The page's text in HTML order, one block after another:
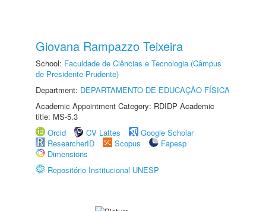
Giovana Rampazzo Teixeira
School: Faculdade de Ciências e Tecnologia (Câmpus
de Presidente Prudente)
Department: DEPARTAMENTO DE EDUCAÇÃO FÍSICA
Academic Appointment Category: RDIDP Academic
title: MS-5.3
Orcid
CV Lattes
Google Scholar
ResearcherID
Scopus
Fapesp
Dimensions
Repositório Institucional UNESP